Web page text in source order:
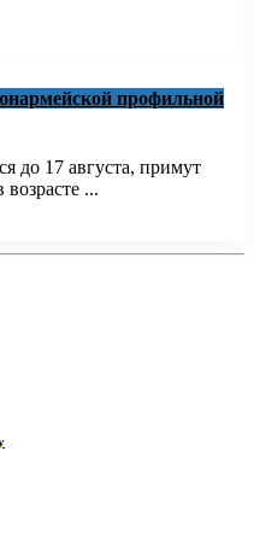
профильной
до 17 августа, примут
...